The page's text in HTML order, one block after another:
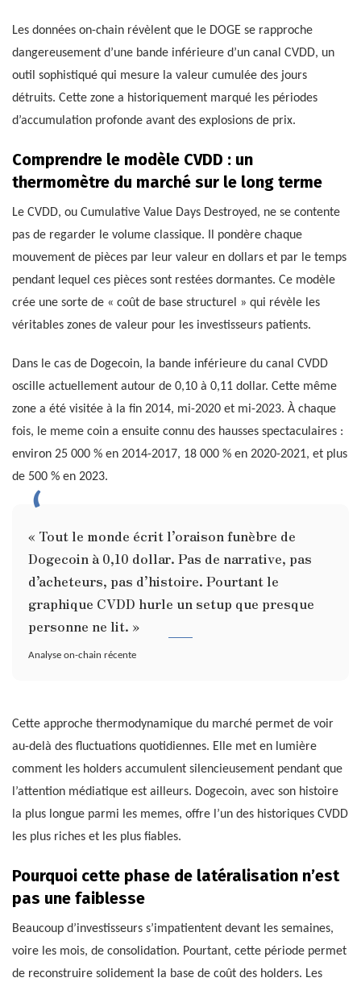
Les données on-chain révèlent que le DOGE se rapproche
dangereusement d’une bande inférieure d’un canal CVDD, un
outil sophistiqué qui mesure la valeur cumulée des jours
détruits. Cette zone a historiquement marqué les périodes
d’accumulation profonde avant des explosions de prix.
Comprendre le modèle CVDD : un
thermomètre du marché sur le long terme
Le CVDD, ou Cumulative Value Days Destroyed, ne se contente
pas de regarder le volume classique. Il pondère chaque
mouvement de pièces par leur valeur en dollars et par le temps
pendant lequel ces pièces sont restées dormantes. Ce modèle
crée une sorte de « coût de base structurel » qui révèle les
véritables zones de valeur pour les investisseurs patients.
Dans le cas de Dogecoin, la bande inférieure du canal CVDD
oscille actuellement autour de 0,10 à 0,11 dollar. Cette même
zone a été visitée à la fin 2014, mi-2020 et mi-2023. À chaque
fois, le meme coin a ensuite connu des hausses spectaculaires :
environ 25 000 % en 2014-2017, 18 000 % en 2020-2021, et plus
de 500 % en 2023.
« Tout le monde écrit l’oraison funèbre de
Dogecoin à 0,10 dollar. Pas de narrative, pas
d’acheteurs, pas d’histoire. Pourtant le
graphique CVDD hurle un setup que presque
personne ne lit. »
Analyse on-chain récente
Cette approche thermodynamique du marché permet de voir
au-delà des fluctuations quotidiennes. Elle met en lumière
comment les holders accumulent silencieusement pendant que
l’attention médiatique est ailleurs. Dogecoin, avec son histoire
la plus longue parmi les memes, offre l’un des historiques CVDD
les plus riches et les plus fiables.
Pourquoi cette phase de latéralisation n’est
pas une faiblesse
Beaucoup d’investisseurs s’impatientent devant les semaines,
voire les mois, de consolidation. Pourtant, cette période permet
de reconstruire solidement la base de coût des holders. Les